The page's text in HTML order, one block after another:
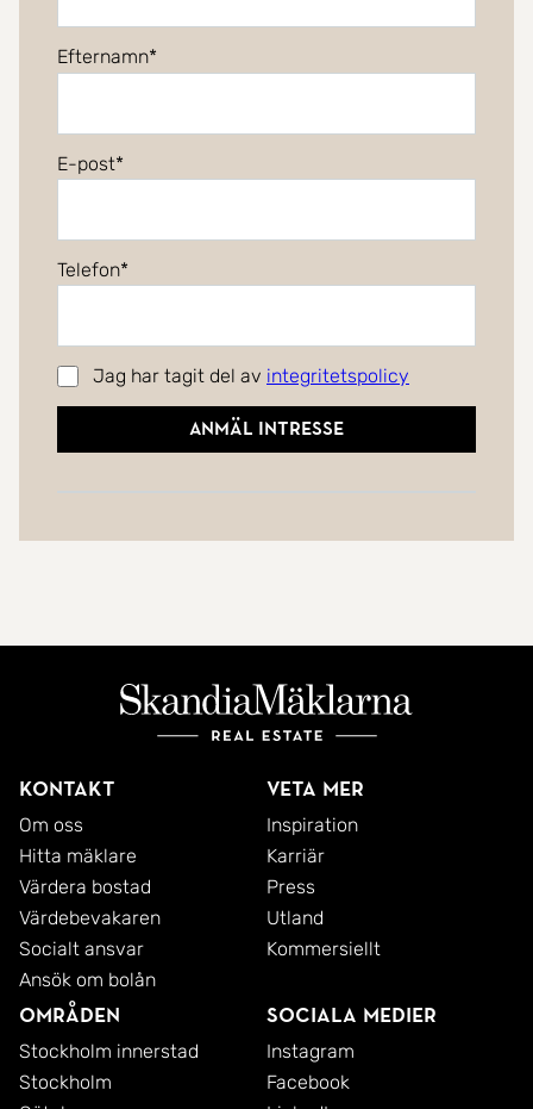
Efternamn
E-post
Telefon
Jag har tagit del av integritetspolicy
Anmäl intresse
Kontakt
Om oss
Hitta mäklare
Värdera bostad
Värdebevakaren
Socialt ansvar
Ansök om bolån
Veta mer
Inspiration
Karriär
Press
Utland
Kommersiellt
Områden
Stockholm innerstad
Stockholm
Sociala medier
Instagram
Facebook